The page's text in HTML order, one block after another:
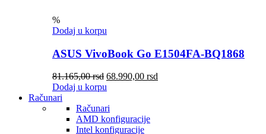
%
Dodaj u korpu
ASUS VivoBook Go E1504FA-BQ1868
81.165,00rsd 68.990,00 rsd
Dodaj u korpu
Računari
Računari
AMD konfiguracije
Intel konfiguracije